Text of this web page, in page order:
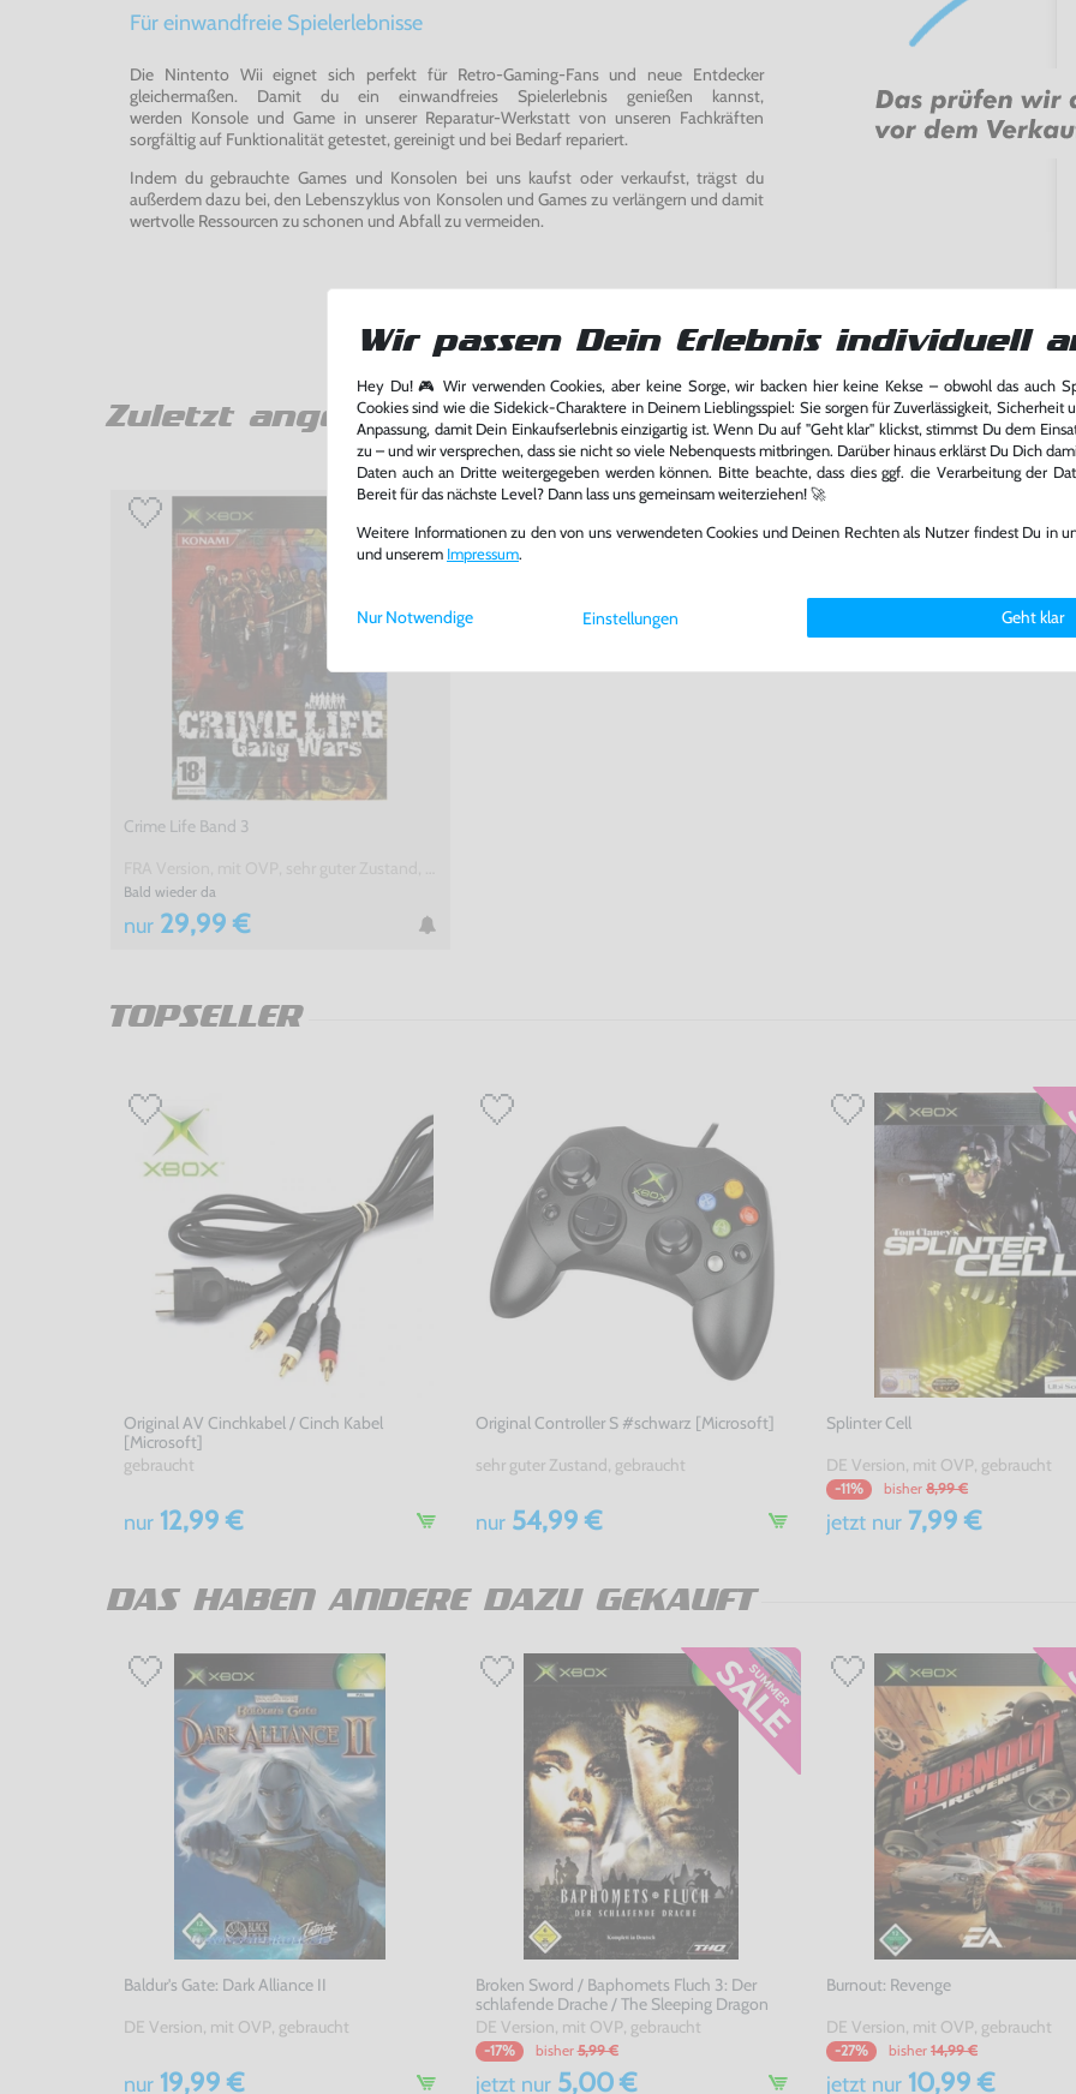
Für einwandfreie Spielerlebnisse
Die Nintento Wii eignet sich perfekt für Retro-Gaming-Fans und neue Entdecker
gleichermaßen. Damit du ein einwandfreies Spielerlebnis genießen kannst,
werden Konsole und Game in unserer Reparatur-Werkstatt von unseren Fachkräften
sorgfältig auf Funktionalität getestet, gereinigt und bei Bedarf repariert.
Indem du gebrauchte Games und Konsolen bei uns kaufst oder verkaufst, trägst du
außerdem dazu bei, den Lebenszyklus von Konsolen und Games zu verlängern und damit
wertvolle Ressourcen zu schonen und Abfall zu vermeiden.
Zuletzt angesehen
Crime Life Band 3
Bald wieder da
nur 29,99 €
TOPSELLER
Original AV Cinchkabel / Cinch Kabel
[Microsoft]
gebraucht
nur 12,99 €
Original Controller S #schwarz [Microsoft]
sehr guter Zustand, gebraucht
nur54,99 €
Splinter Cell
DE Version, mit OVP, gebraucht
-11% bisher 8,99 €
jetzt nur 7,99 €
DAS HABEN ANDERE DAZU GEKAUFT
Baldur's Gate: Dark Alliance II
DE Version, mit OVP, gebraucht
nur 19,99 €
Broken Sword / Baphomets Fluch 3: Der
schlafende Drache / The Sleeping Dragon
DE Version, mit OVP, gebraucht
-17% bisher 5,99 €
jetzt nur5,00 €
Burnout: Revenge
DE Version, mit OVP, gebraucht
-27% bisher 14,99 €
jetzt nur 10,99 €
Wir passen Dein Erlebnis individuell
Hey Du! 🎮 Wir verwenden Cookies, aber keine Sorge, wir backen hier keine Kekse – obwohl das auch
Cookies sind wie die Sidekick-Charaktere in Deinem Lieblingsspiel: Sie sorgen für Zuverlässigkeit, Sicherheit
Anpassung, damit Dein Einkaufserlebnis einzigartig ist. Wenn Du auf "Geht klar" klickst, stimmst Du dem
zu – und wir versprechen, dass sie nicht so viele Nebenquests mitbringen. Darüber hinaus erklärst Du Dich
Daten auch an Dritte weitergegeben werden können. Bitte beachte, dass dies ggf. die Verarbeitung der
Bereit für das nächste Level? Dann lass uns gemeinsam weiterziehen! 🚀
Weitere Informationen zu den von uns verwendeten Cookies und Deinen Rechten als Nutzer findest Du in
und unserem Impressum.
Einstellungen Geht klar
Nur Notwendige